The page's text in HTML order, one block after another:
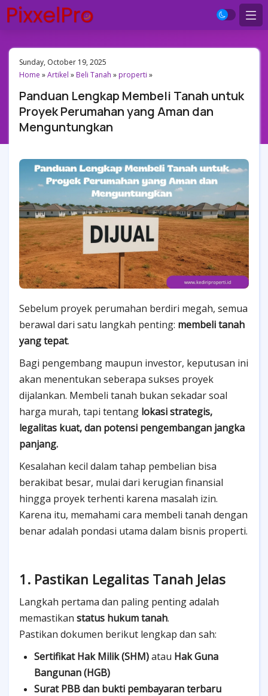
Sunday, October 19, 2025
Home »Artikel » Beli Tanah » properti »
Panduan Lengkap Membeli Tanah untuk
Proyek Perumahan yang Aman dan
Menguntungkan
Sebelum proyek perumahan berdiri megah, semua
berawal dari satu langkah penting: membeli tanah
yang tepat.
Bagi pengembang maupun investor, keputusan ini
akan menentukan seberapa sukses proyek
dijalankan. Membeli tanah bukan sekadar soal
harga murah, tapi tentang lokasi strategis,
legalitas kuat, dan potensi pengembangan jangka
panjang.
Kesalahan kecil dalam tahap pembelian bisa
berakibat besar, mulai dari kerugian finansial
hingga proyek terhenti karena masalah izin.
Karena itu, memahami cara membeli tanah dengan
benar adalah pondasi utama dalam bisnis properti.
1. Pastikan Legalitas Tanah Jelas
Langkah pertama dan paling penting adalah
memastikan status hukum tanah.
Pastikan dokumen berikut lengkap dan sah:
Sertifikat Hak Milik (SHM)atau Hak Guna
Bangunan (HGB)
Surat PBB dan bukti pembayaran terbaru